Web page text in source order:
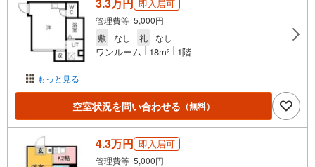
もっと見る
即入居可
管理費等 5,000円
敷
なし 礼 なし
ワンルーム 18m2 1階
空室状況を問い合わせる （無料）
4.3万円 即入居可
管理費等 5,000円